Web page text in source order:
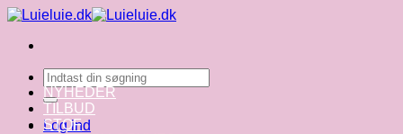
Fortsæt
indhold
Søg
efter:
Log ind
NYHEDER
TILBUD
STOF